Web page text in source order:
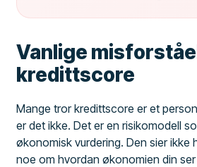
Vanlige
kredittscore
Mange tror kredittscore er et
er det ikke. Det er en risikomodell
økonomisk vurdering. Den sier ikke
noe om hvordan økonomien din